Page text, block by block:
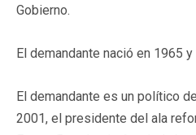
Gobierno.
El demandante nació en 1965 y
El demandante es un político
2001, el presidente del ala